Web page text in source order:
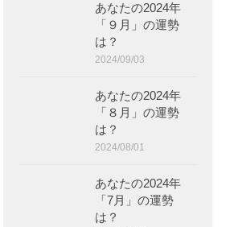
あなたの2024年
「９月」の運勢
は？
2024/09/03
あなたの2024年
「８月」の運勢
は？
2024/08/01
あなたの2024年
「7月」の運勢
は？